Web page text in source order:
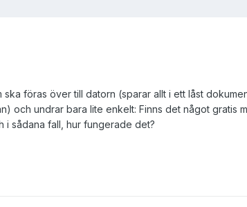
ska föras över till datorn (sparar allt i ett låst
och undrar bara lite enkelt: Finns det något
i sådana fall, hur fungerade det?